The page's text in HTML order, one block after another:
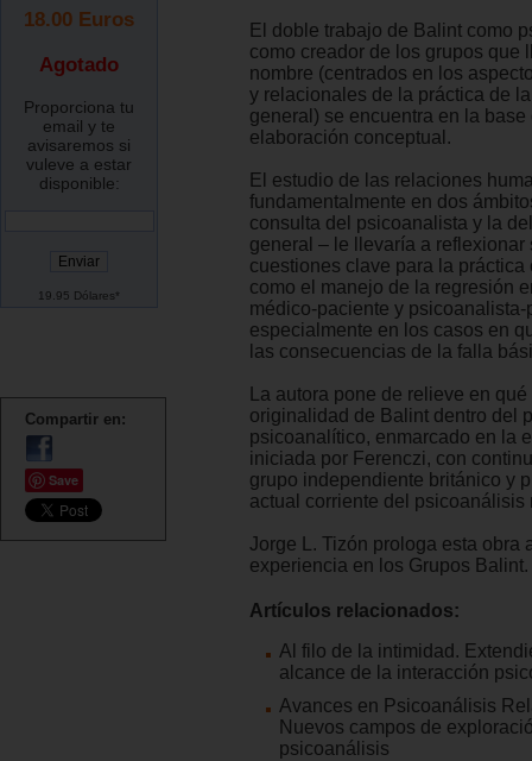
18.00 Euros
Agotado
Proporciona tu
email y te
avisaremos si
vuleve a estar
disponible:
19.95 Dólares*
Compartir en:
Save
El doble trabajo de Balint como
como creador de los grupos que
nombre (centrados en los
y relacionales de la práctica de
general) se encuentra en la base
elaboración conceptual.
El estudio de las relaciones
fundamentalmente en dos
consulta del psicoanalista y la
general – le llevaría a reflexionar
cuestiones clave para la práctica
como el manejo de la regresión
médico-paciente y psicoanalista-
especialmente en los casos en
las consecuencias de la falla
La autora pone de relieve en
originalidad de Balint dentro del
psicoanalítico, enmarcado en la
iniciada por Ferenczi, con
grupo independiente británico y
actual corriente del psicoanálisis
Jorge L. Tizón prologa esta obra
experiencia en los Grupos Balint.
Artículos relacionados:
Al filo de la intimidad.
alcance de la interacción
Avances en Psicoanálisis
Nuevos campos de
psicoanálisis